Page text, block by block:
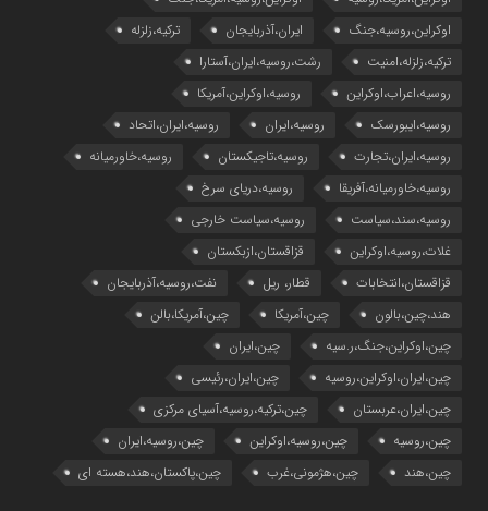
اوکراین،روسیه،جنگ
ایران،آذربایجان
ترکیه،زلزله
ترکیه،زلزله،امنیت
رشت،روسیه،ایران،آستارا
روسیه،اعراب،اوکراین
روسیه،اوکراین،آمریکا
روسیه،ایبورسک
روسیه،ایران
روسیه،ایران،اتحاد
روسیه،ایران،تجارت
روسیه،تاجیکستان
روسیه،خاورمیانه
روسیه،خاورمیانه،آفریقا
روسیه،دریای سرخ
روسیه،سند،سیاست
روسیه،سیاست خارجی
غلات،روسیه،اوکراین
قزاقستان،ازبکستان
قزاقستان،انتخابات
قطار، ریل
نفت،روسیه،آذربایجان
هند،چین،بالون
چین،آمریکا
چین،آمریکا،بالن
چین،اوکراین،جنگ،ر.سیه
چین،ایران
چین،ایران،اوکراین،روسیه
چین،ایران،رئیسی
چین،ایران،عربستان
چین،ترکیه،روسیه،آسیای مرکزی
چین،روسیه
چین،روسیه،اوکراین
چین،روسیه،ایران
چین،هند
چین،هژمونی،غرب چین،پاکستان،هند،هسته ای